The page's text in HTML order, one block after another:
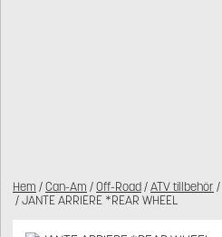
Hem /Can-Am /Off-Road/ATV tillbehör /
/ JANTE ARRIERE *REAR WHEEL